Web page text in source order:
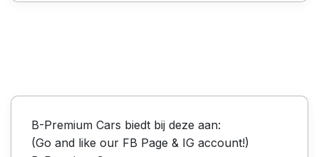
B-Premium Cars biedt bij deze aan:
(Go and like our FB Page & IG account!)